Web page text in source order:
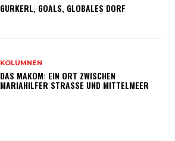
GURKERL, GOALS, GLOBALES DORF
KOLUMNEN
DAS MAKOM: EIN ORT ZWISCHEN
MARIAHILFER STRASSE UND MITTELMEER